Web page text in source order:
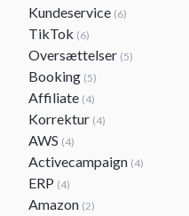
Kundeservice (6)
TikTok (6)
Oversættelser (5)
Booking (5)
Affiliate (4)
Korrektur (4)
AWS (4)
Activecampaign (4)
ERP (4)
Amazon (2)